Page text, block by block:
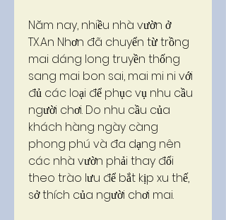
Năm nay, nhiều nhà vườn ở
TX.An Nhơn đã chuyển từ trồng
mai dáng long truyền thống
sang mai bon sai, mai mi ni với
đủ các loại để phục vụ nhu cầu
người chơi. Do nhu cầu của
khách hàng ngày càng
phong phú và đa dạng nên
các nhà vườn phải thay đổi
theo trào lưu để bắt kịp xu thế,
sở thích của người chơi mai.